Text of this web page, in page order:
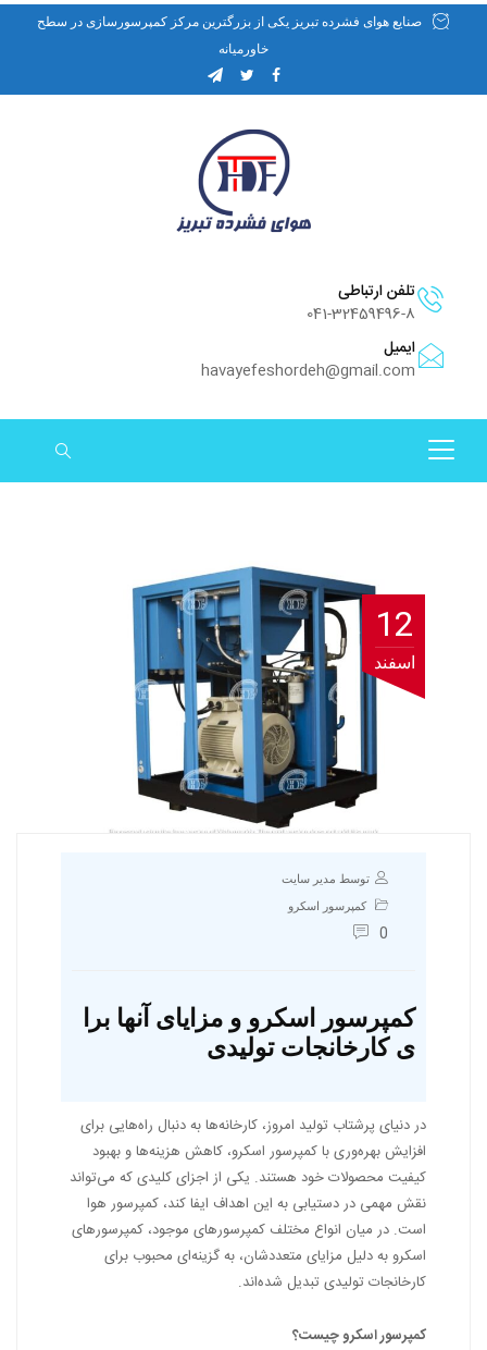
صنایع هوای فشرده تبریز یکی از بزرگترین مرکز کمپرسورسازی در سطح
خاورمیانه
تلفن ارتباطی
041-32459496-8
ایمیل
havayefeshordeh@gmail.com
12
اسفند
توسط مدیر سایت
کمپرسور اسکرو
0
کمپرسور اسکرو و مزایای آنها برا
ی کارخانجات تولیدی
در دنیای پرشتاب تولید امروز، کارخانه‌ها به دنبال راه‌هایی برای
افزایش بهره‌وری با کمپرسور اسکرو، کاهش هزینه‌ها و بهبود
کیفیت محصولات خود هستند. یکی از اجزای کلیدی که می‌تواند
نقش مهمی در دستیابی به این اهداف ایفا کند، کمپرسور هوا
است. در میان انواع مختلف کمپرسورهای موجود، کمپرسورهای
اسکرو به دلیل مزایای متعددشان، به گزینه‌ای محبوب برای
کارخانجات تولیدی تبدیل شده‌اند.
کمپرسور اسکرو چیست؟